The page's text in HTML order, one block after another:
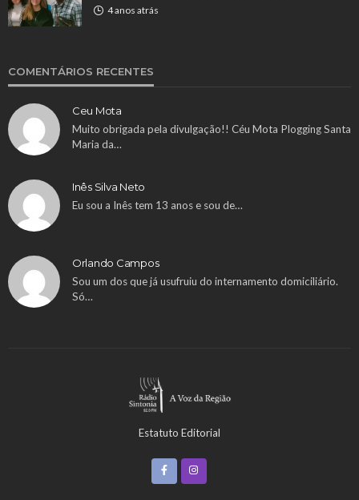
4 anos atrás
COMENTÁRIOS RECENTES
Ceu Mota
Muito obrigada pela divulgação!! Céu Mota Plogging Santa
Maria da…
Inês Silva Neto
Eu sou a Inês tem 13 anos e sou de…
Orlando Campos
Sou um dos que já usufruiu do internamento domiciliário.
Só…
Estatuto Editorial